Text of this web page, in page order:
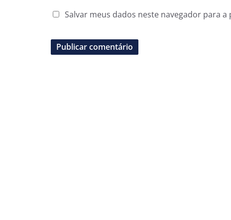
Salvar meus dados neste navegador para